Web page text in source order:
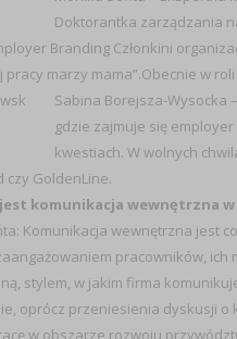
Doktorantka zarządzania
Branding Członkini
pracy marzy mama”.Obecnie w
Sabina Borejsza-Wysocka
gdzie zajmuje się
kwestiach. W wolnych
czy GoldenLine.
jest komunikacja wewnętrzna w
Komunikacja wewnętrzna jest
pracowników,
stylem, w jakim firma
oprócz przeniesienia dyskusji
w obszarze rozwoju